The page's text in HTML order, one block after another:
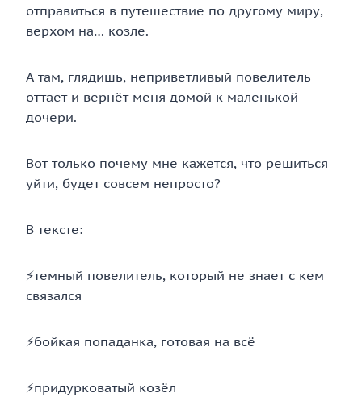
отправиться в путешествие по другому миру,
верхом на… козле.
А там, глядишь, неприветливый повелитель
оттает и вернёт меня домой к маленькой
дочери.
Вот только почему мне кажется, что решиться
уйти, будет совсем непросто?
В тексте:
⚡темный повелитель, который не знает с кем
связался
⚡бойкая попаданка, готовая на всё
⚡придурковатый козёл